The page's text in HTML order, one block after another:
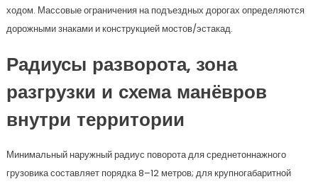
ходом. Массовые ограничения на подъездных дорогах определяются
дорожными знаками и конструкцией мостов/эстакад.
Радиусы разворота, зона
разгрузки и схема манёвров
внутри территории
Минимальный наружный радиус поворота для среднетоннажного
грузовика составляет порядка 8–12 метров; для крупногабаритной